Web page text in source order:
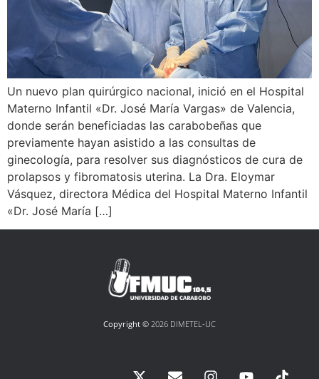
Un nuevo plan quirúrgico nacional, inició en el Hospital
Materno Infantil «Dr. José María Vargas» de Valencia,
donde serán beneficiadas las carabobeñas que
previamente hayan asistido a las consultas de
ginecología, para resolver sus diagnósticos de cura de
prolapsos y fibromatosis uterina. La Dra. Eloymar
Vásquez, directora Médica del Hospital Materno Infantil
«Dr. José María […]
Copyright © 2026 DIMETEL-UC